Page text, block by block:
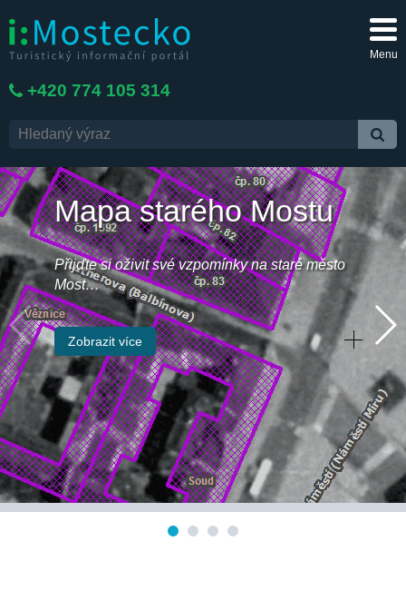
Menu
+420 774 105 314
Mapa starého Mostu
Přijďte si oživit své vzpomínky na staré město
Most…
Zobrazit více